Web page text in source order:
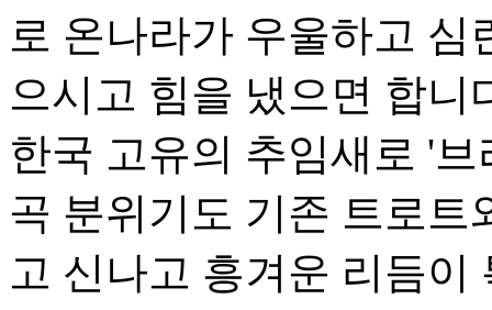
로 온나라가 우울하고 심
으시고 힘을 냈으면 합니
한국 고유의 추임새로 '
곡 분위기도 기존 트로트
고 신나고 흥겨운 리듬이